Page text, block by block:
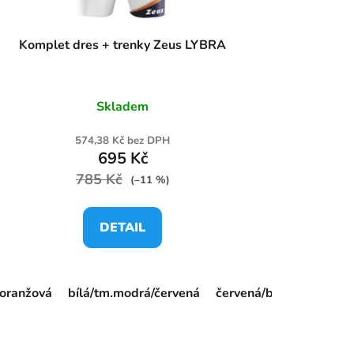
granátová/černá stř.modrá/tm.modrá tm.modrá/žlutá
Komplet dres + trenky Zeus LYBRA
Skladem
574,38 Kč bez DPH
695 Kč
785 Kč (–11 %)
DETAIL
bílá/tm.modrá/červená červená/bílá/černá